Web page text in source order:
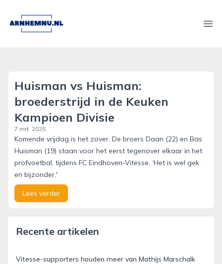
arnhemnu.nl
Huisman vs Huisman:
broederstrijd in de Keuken
Kampioen Divisie
7 mrt. 2025
Komende vrijdag is het zover. De broers Daan (22) en Bas
Huisman (19) staan voor het eerst tegenover elkaar in het
profvoetbal, tijdens FC Eindhoven-Vitesse. ‘Het is wel gek
en bijzonder.'
Lees verder
Recente artikelen
Vitesse-supporters houden meer van Mathijs Marschalk